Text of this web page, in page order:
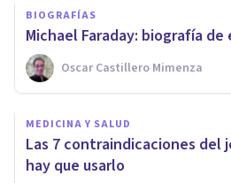
BIOGRAFÍAS
Michael Faraday: biografía
Oscar Castillero Mimenza
MEDICINA Y SALUD
Las 7 contraindicaciones del
hay que usarlo